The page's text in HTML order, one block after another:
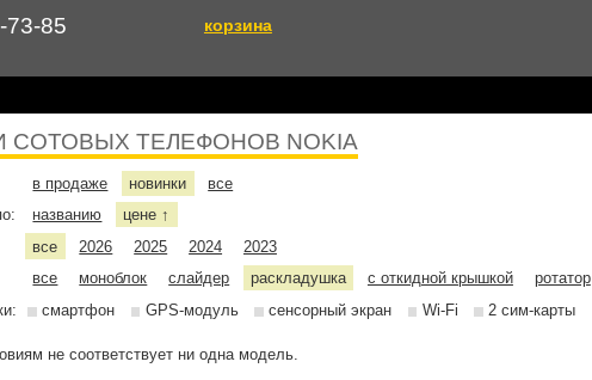
73-85 корзина
СОТОВЫХ ТЕЛЕФОНОВ NOKIA
в продаже новинки
все
названию цене ↑
все 2026 2025 2024
2023
все моноблок слайдер раскладушка с откидной крышкой ротатор
смартфон GPS-модуль сенсорный экран Wi-Fi 2 сим-карты
не соответствует ни одна модель.